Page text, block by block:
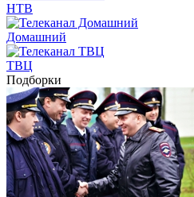
НТВ
Домашний
ТВЦ
Подборки